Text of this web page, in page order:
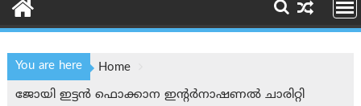
You are here
Home
ജോയി ഇട്ടൻ ഫൊക്കാന ഇന്റർനാഷണൽ ചാരിറ്റി